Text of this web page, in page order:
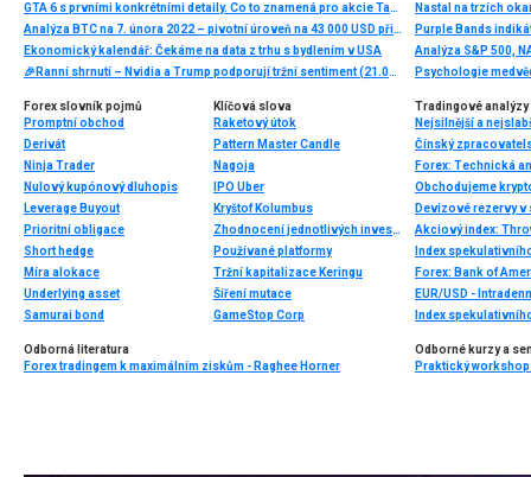
GTA 6 s prvními konkrétními detaily. Co to znamená pro akcie Take-Two Interactive?
Analýza BTC na 7. února 2022 – pivotní úroveň na 43 000 USD při testu
Ekonomický kalendář: Čekáme na data z trhu s bydlením v USA
🎉Ranní shrnutí – Nvidia a Trump podporují tržní sentiment (21.05.2026)
Nastal na trzích
Forex slovník pojmů
Promptní obchod
Derivát
Ninja Trader
Nulový kupónový dluhopis
Leverage Buyout
Prioritní obligace
Short hedge
Míra alokace
Underlying asset
Samurai bond
Klíčová slova
Raketový útok
Pattern Master Candle
Nagoja
IPO Uber
Kryštof Kolumbus
Zhodnocení jednotlivých investic
Používané platformy
Tržní kapitalizace Keringu
Šíření mutace
GameStop Corp
Tradingové analýzy
Nejsilnější a
Čínský
Forex: Technická
Devizové rezervy v
Akciový index:
Index
Forex: Bank of
EUR/USD -
Index
Odborná literatura
Forex tradingem k maximálním ziskům - Raghee Horner
Odborné kurzy a